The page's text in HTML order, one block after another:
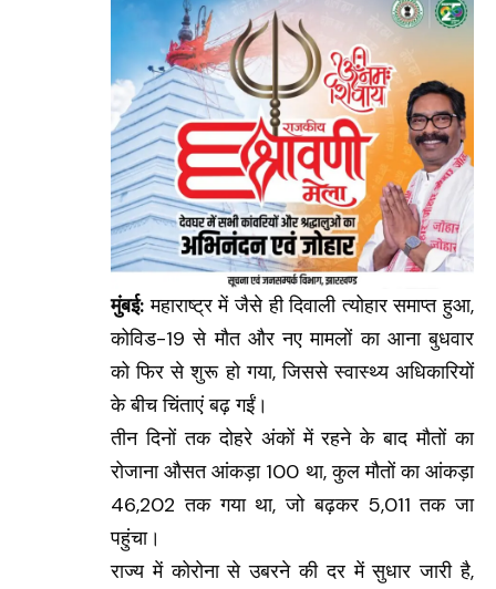
मुंबई: महाराष्ट्र में जैसे ही दिवाली त्योहार समाप्त हुआ,
कोविड-19 से मौत और नए मामलों का आना बुधवार
को फिर से शुरू हो गया, जिससे स्वास्थ्य अधिकारियों
के बीच चिंताएं बढ़ गईं।
तीन दिनों तक दोहरे अंकों में रहने के बाद मौतों का
रोजाना औसत आंकड़ा 100 था, कुल मौतों का आंकड़ा
46,202 तक गया था, जो बढ़कर 5,011 तक जा
पहुंचा।
राज्य में कोरोना से उबरने की दर में सुधार जारी है,